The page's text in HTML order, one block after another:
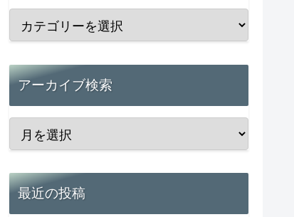
アーカイブ検索
最近の投稿